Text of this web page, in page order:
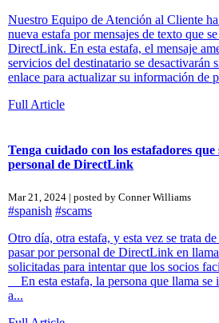
Nuestro Equipo de Atención al Cliente
nueva estafa por mensajes de texto que
DirectLink. En esta estafa, el mensaje
servicios del destinatario se desactivarán
enlace para actualizar su información de
Full Article
Tenga cuidado con los estafadores
personal de DirectLink
Mar 21, 2024 | posted by Conner Williams
#spanish #scams
Otro día, otra estafa, y esta vez se trata
pasar por personal de DirectLink en
solicitadas para intentar que los socios
En esta estafa, la persona que llama se
a...